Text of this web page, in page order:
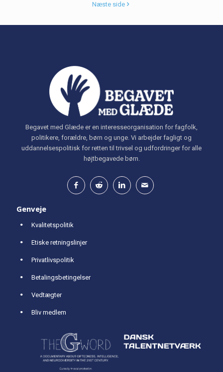
Næste side
Begavet med Glæde er en interesseorganisation for fagfolk,
politikere, forældre, børn og unge. Vi arbejder fagligt og
uddannelsespolitisk for retten til trivsel og udfordringer for alle
højtbegavede børn.
Genveje
Kvalitetspolitik
Etiske retningslinjer
Privatlivspolitik
Betalingsbetingelser
Vedtægter
Bliv medlem